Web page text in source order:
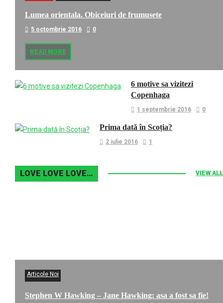
Lumea orientala. Obiceiuri de frumusete
5 octombrie 2016 0
READ MORE
6 motive sa vizitezi
Copenhaga
1 septembrie 2016 0
Prima dată în Scoția?
2 iulie 2016 1
LOVE LOVE LOVE… VIEW ALL
Articole Noi
Stephen W Hawking – Jane Hawking: asa a fost sa fie!